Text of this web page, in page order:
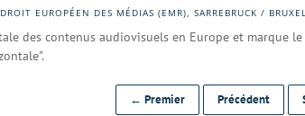
EUROPÉEN DES MÉDIAS (EMR), SARREBRUCK /
des contenus audiovisuels en Europe et marque
← Premier Précédent